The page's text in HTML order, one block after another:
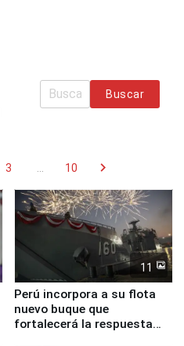
Buscar
3 10 chevron_right
11
Perú incorpora a su flota
nuevo buque que
fortalecerá la respuesta